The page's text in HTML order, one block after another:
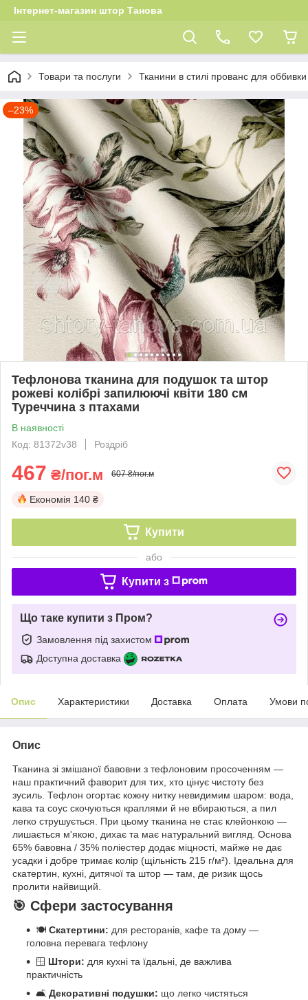
Інтернет-магазин штор Танова
Товари та послуги Тканини в стилі прованс для
–23%
Тефлонова тканина для подушок та штор
рожеві колібрі запилюючі квіти 180 см
Туреччина з птахами
В наявності
Код: 81372v38
Роздріб
467 ₴/пог.м 607 ₴/пог.м
Економія 140 ₴
Купити
або
Купити з
Що таке купити з Пром?
Замовлення під захистом
Доступна доставка
Опис Характеристики Доставка Оплата Умови
Опис
Тканина зі змішаної бавовни з тефлоновим просоченням —
наш практичний фаворит для тих, хто цінує чистоту без
зусиль. Тефлон огортає кожну нитку невидимим шаром: вода,
кава та соус скочуються краплями й не вбираються, а пил
легко струшується. При цьому тканина не стає клейонкою —
лишається м'якою, дихає та має натуральний вигляд. Основа
65% бавовна / 35% поліестер додає міцності, майже не дає
усадки і добре тримає колір (щільність 215 г/м²). Ідеальна для
скатертин, кухні, дитячої та штор — там, де ризик щось
пролити найвищий.
🎯 Сфери застосування
🍽️ Скатертини: для ресторанів, кафе та дому —
головна перевага тефлону
🪟 Штори: для кухні та їдальні, де важлива
практичність
🛋️ Декоративні подушки: що легко чистяться